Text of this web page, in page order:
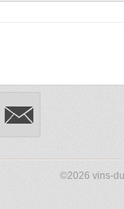
©2026 vins-